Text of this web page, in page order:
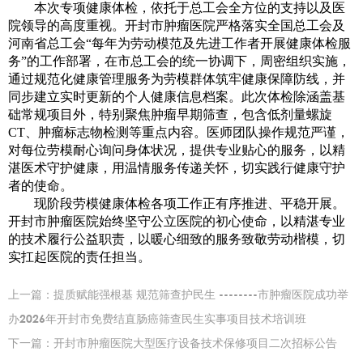
本次专项健康体检，依托于总工会全方位的支持以及医
院领导的高度重视。开封市肿瘤医院严格落实全国总工会及
河南省总工会“每年为劳动模范及先进工作者开展健康体检服
务”的工作部署，在市总工会的统一协调下，周密组织实施，
通过规范化健康管理服务为劳模群体筑牢健康保障防线，并
同步建立实时更新的个人健康信息档案。此次体检除涵盖基
础常规项目外，特别聚焦肿瘤早期筛查，包含低剂量螺旋
CT、肿瘤标志物检测等重点内容。医师团队操作规范严谨，
对每位劳模耐心询问身体状况，提供专业贴心的服务，以精
湛医术守护健康，用温情服务传递关怀，切实践行健康守护
者的使命。
现阶段劳模健康体检各项工作正有序推进、平稳开展。
开封市肿瘤医院始终坚守公立医院的初心使命，以精湛专业
的技术履行公益职责，以暖心细致的服务致敬劳动楷模，切
实扛起医院的责任担当。
上一篇： 提质赋能强根基 规范筛查护民生 --------市肿瘤医院成功举
办2026年开封市免费结直肠癌筛查民生实事项目技术培训班
下一篇： 开封市肿瘤医院大型医疗设备技术保修项目二次招标公告